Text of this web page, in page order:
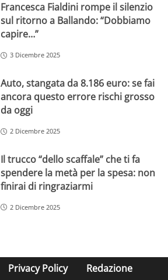
Francesca Fialdini rompe il silenzio
sul ritorno a Ballando: “Dobbiamo
capire…”
3 Dicembre 2025
Auto, stangata da 8.186 euro: se fai
ancora questo errore rischi grosso
da oggi
2 Dicembre 2025
Il trucco “dello scaffale” che ti fa
spendere la metà per la spesa: non
finirai di ringraziarmi
2 Dicembre 2025
Privacy Policy Redazione